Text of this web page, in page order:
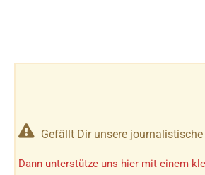
Gefällt Dir unsere journalistische
Dann unterstütze uns hier mit einem